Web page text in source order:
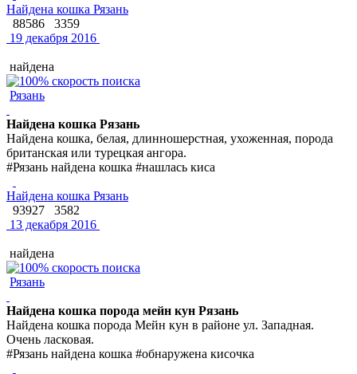
Найдена кошка Рязань
88586
3359
19 декабря 2016
найдена
Рязань
Найдена кошка Рязань
Найдена кошка, белая, длинношерстная, ухоженная, порода
британская или турецкая ангора.
#Рязань найдена кошка #нашлась киса
Найдена кошка Рязань
93927
3582
13 декабря 2016
найдена
Рязань
Найдена кошка порода мейн кун Рязань
Найдена кошка порода Мейн кун в районе ул. Западная.
Очень ласковая.
#Рязань найдена кошка #обнаружена кисочка